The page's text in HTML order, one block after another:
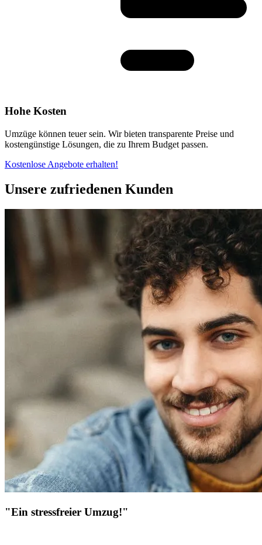
Hohe Kosten
Umzüge können teuer sein. Wir bieten transparente Preise und
kostengünstige Lösungen, die zu Ihrem Budget passen.
Kostenlose Angebote erhalten!
Unsere zufriedenen Kunden
"Ein stressfreier Umzug!"